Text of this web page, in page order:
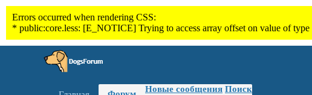
Новые сообщения Поиск